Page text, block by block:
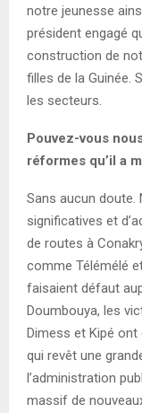
notre jeunesse
président engagé
construction de
filles de la Guinée.
les secteurs.
Pouvez-vous
réformes qu’il a
Sans aucun
significatives et
de routes à
comme Télémélé
faisaient défaut
Doumbouya, les
Dimess et Kipé
qui revêt une
l’administration
massif de